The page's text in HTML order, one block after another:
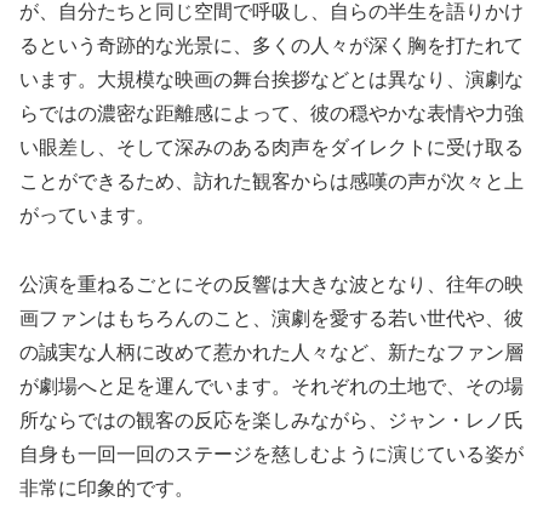
が、自分たちと同じ空間で呼吸し、自らの半生を語りかけ
るという奇跡的な光景に、多くの人々が深く胸を打たれて
います。大規模な映画の舞台挨拶などとは異なり、演劇な
らではの濃密な距離感によって、彼の穏やかな表情や力強
い眼差し、そして深みのある肉声をダイレクトに受け取る
ことができるため、訪れた観客からは感嘆の声が次々と上
がっています。
公演を重ねるごとにその反響は大きな波となり、往年の映
画ファンはもちろんのこと、演劇を愛する若い世代や、彼
の誠実な人柄に改めて惹かれた人々など、新たなファン層
が劇場へと足を運んでいます。それぞれの土地で、その場
所ならではの観客の反応を楽しみながら、ジャン・レノ氏
自身も一回一回のステージを慈しむように演じている姿が
非常に印象的です。